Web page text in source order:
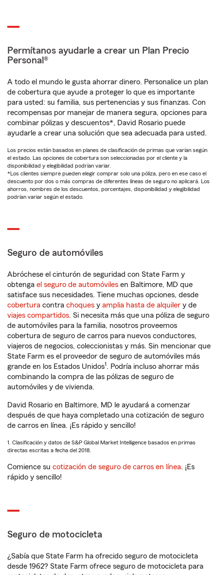
Permítanos ayudarle a crear un Plan Precio
Personal®
A todo el mundo le gusta ahorrar dinero. Personalice un plan
de cobertura que ayude a proteger lo que es importante
para usted: su familia, sus pertenencias y sus finanzas. Con
recompensas por manejar de manera segura, opciones para
combinar pólizas y descuentos*, David Rosario puede
ayudarle a crear una solución que sea adecuada para usted.
Los precios están basados en planes de clasificación de primas que varían según
el estado. Las opciones de cobertura son seleccionadas por el cliente y la
disponibilidad y elegibilidad podrían variar.
*Los clientes siempre pueden elegir comprar solo una póliza, pero en ese caso el
descuento por dos o más compras de diferentes líneas de seguro no aplicará. Los
ahorros, nombres de los descuentos, porcentajes, disponibilidad y elegibilidad
podrían variar según el estado.
Seguro de automóviles
Abróchese el cinturón de seguridad con State Farm y
obtenga el seguro de automóviles en Baltimore, MD que
satisface sus necesidades. Tiene muchas opciones, desde
cobertura contra choques y amplia hasta de alquiler y de
viajes compartidos. Si necesita más que una póliza de seguro
de automóviles para la familia, nosotros proveemos
cobertura de seguro de carros para nuevos conductores,
viajeros de negocios, coleccionistas y más. Sin mencionar que
State Farm es el proveedor de seguro de automóviles más
grande en los Estados Unidos1. Podría incluso ahorrar más
combinando la compra de las pólizas de seguro de
automóviles y de vivienda.
David Rosario en Baltimore, MD le ayudará a comenzar
después de que haya completado una cotización de seguro
de carros en línea. ¡Es rápido y sencillo!
1. Clasificación y datos de S&P Global Market Intelligence basados en primas
directas escritas a fecha del 2018.
Comience su cotización de seguro de carros en línea. ¡Es
rápido y sencillo!
Seguro de motocicleta
¿Sabía que State Farm ha ofrecido seguro de motocicleta
desde 1962? State Farm ofrece seguro de motocicleta para